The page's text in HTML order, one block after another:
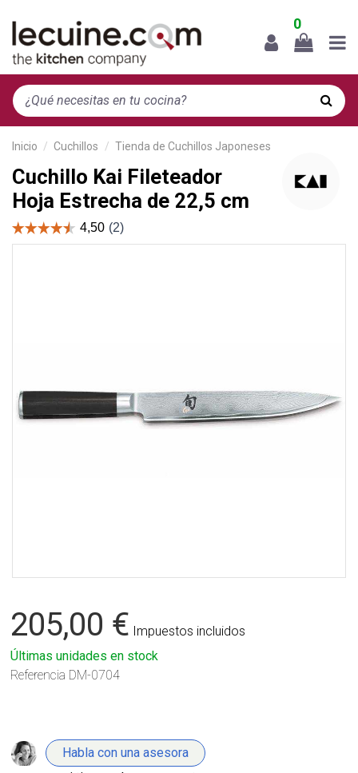
0
Inicio Cuchillos Tienda de Cuchillos Japoneses
Cuchillo Kai Fileteador
Hoja Estrecha de 22,5 cm
205,00 € Impuestos incluidos
Últimas unidades en stock
Referencia DM-0704
Habla con una asesora